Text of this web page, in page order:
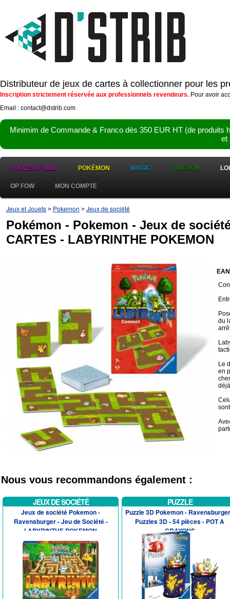
Distributeur de jeux de cartes à collectionner pour les
Inscription strictement réservée aux professionnels revendeurs. Pour avoir
Email : contact@dstrib.com
Minimim de Commande & Franco dès 350 EUR HT (de
et
FORCE OF WILL POKÉMON MAGIC YU-GI-OH
OP FOW MON COMPTE
Jeux et Jouets > Pokemon > Jeux de société
Pokémon - Pokemon - Jeux de
CARTES - LABYRINTHE POKEMON
du
Le
en
Nous vous recommandons également :
JEUX DE SOCIÉTÉ
Jeux de société Pokemon -
Ravensburger - Jeu de Société -
LABYRINTHE POKEMON
PUZZLE
Puzzle 3D Pokemon -
Puzzles 3D - 54 pièces - POT A
CRAYONS